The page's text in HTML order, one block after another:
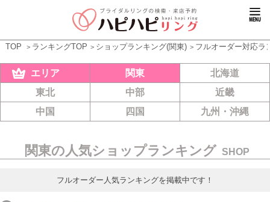
TOP ランキングTOP ショップランキング(関東) フルオーダー対応ラ
エリア 関東
北海道
東北
中部
近畿
中国
四国 九州・沖縄
関東の人気ショップランキング SHOP
フルオーダー人気ランキングを掲載中です！